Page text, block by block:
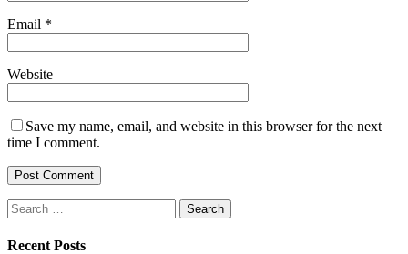
Email *
Website
Save my name, email, and website in this browser for the next
time I comment.
Search
for:
Recent Posts